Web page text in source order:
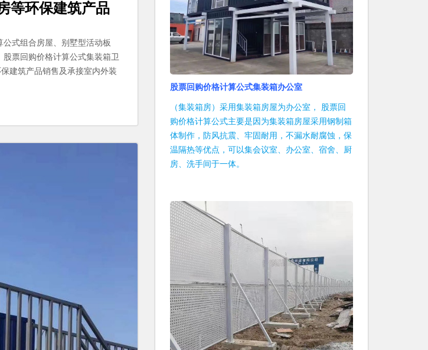
等环保建筑产品
式组合房屋、别墅型活动板
票回购价格计算公式集装箱卫
建筑产品销售及承接室内外装
股票回购价格计算公式集装箱办公室
（集装箱房）采用集装箱房屋为办公室， 股票回
购价格计算公式主要是因为集装箱房屋采用钢制箱
体制作，防风抗震、牢固耐用，不漏水耐腐蚀，保
温隔热等优点，可以集会议室、办公室、宿舍、厨
房、洗手间于一体。